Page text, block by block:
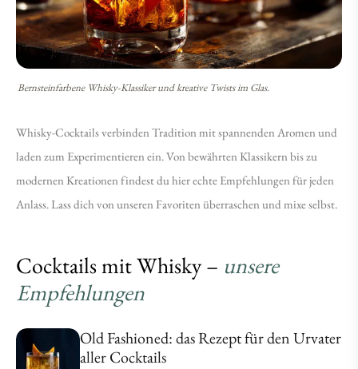
Bernsteinfarbene Whisky-Klassiker und kreative Twists im Glas.
Whisky-Cocktails verbinden Tradition mit spannenden Aromen und
laden zum Experimentieren ein. Von bewährten Klassikern bis zu
modernen Kreationen findest du hier echte Empfehlungen für jeden
Anlass. Lass dich von unseren Favoriten überraschen und mixe selbst.
Cocktails mit Whisky – unsere
Empfehlungen
Old Fashioned: das Rezept für den Urvater
aller Cocktails